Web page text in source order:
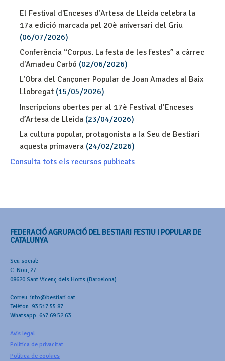
El Festival d'Enceses d'Artesa de Lleida celebra la
17a edició marcada pel 20è aniversari del Griu
(06/07/2026)
Conferència “Corpus. La festa de les festes” a càrrec
d'Amadeu Carbó (02/06/2026)
L'Obra del Cançoner Popular de Joan Amades al Baix
Llobregat (15/05/2026)
Inscripcions obertes per al 17è Festival d’Enceses
d’Artesa de Lleida (23/04/2026)
La cultura popular, protagonista a la Seu de Bestiari
aquesta primavera (24/02/2026)
Consulta tots els recursos publicats
FEDERACIÓ AGRUPACIÓ DEL BESTIARI FESTIU I POPULAR DE
CATALUNYA
Seu social:
C. Nou, 27
08620 Sant Vicenç dels Horts (Barcelona)
Correu: info@bestiari.cat
Telèfon: 93 517 55 87
Whatsapp: 647 69 52 63
Avís legal
Política de privacitat
Política de cookies